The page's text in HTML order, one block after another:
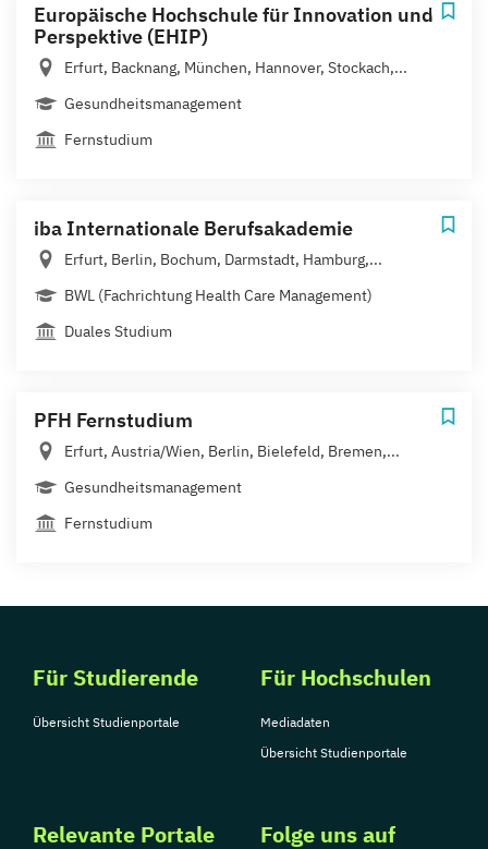
Europäische Hochschule für Innovation und
Perspektive (EHIP)
Erfurt, Backnang, München, Hannover, Stockach,...
Gesundheitsmanagement
Fernstudium
iba Internationale Berufsakademie
Erfurt, Berlin, Bochum, Darmstadt, Hamburg,...
BWL (Fachrichtung Health Care Management)
Duales Studium
PFH Fernstudium
Erfurt, Austria/Wien, Berlin, Bielefeld, Bremen,...
Gesundheitsmanagement
Fernstudium
Für Studierende
Übersicht Studienportale
Für Hochschulen
Mediadaten
Übersicht Studienportale
Relevante Portale Folge uns auf